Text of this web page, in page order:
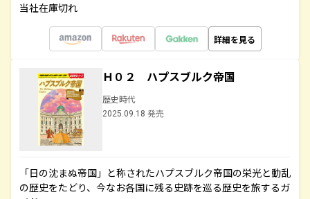
当社在庫切れ
詳細を見る
Ｈ０２ ハプスブルク帝国
歴史時代
2025.09.18 発売
「日の沈まぬ帝国」と称されたハプスブルク帝国の栄光と動乱
の歴史をたどり、今なお各国に残る史跡を巡る歴史を旅するガ